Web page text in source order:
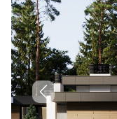
Previous slide